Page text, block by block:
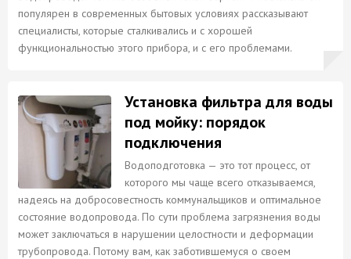
популярен в современных бытовых условиях рассказывают
специалисты, которые сталкивались и с хорошей
функциональностью этого прибора, и с его проблемами.
Установка фильтра для воды
под мойку: порядок
подключения
Водоподготовка — это тот процесс, от
которого мы чаще всего отказываемся,
надеясь на добросовестность коммунальщиков и оптимальное
состояние водопровода. По сути проблема загрязнения воды
может заключаться в нарушении целостности и деформации
трубопровода. Потому вам, как заботившемуся о своем